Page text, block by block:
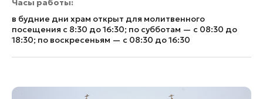
Часы работы:
в будние дни храм открыт для молитвенного
посещения с 8:30 до 16:30; по субботам — с 08:30 до
18:30; по воскресеньям — с 08:30 до 16:30